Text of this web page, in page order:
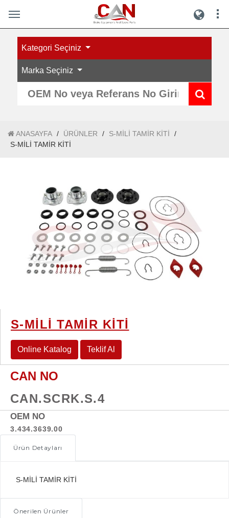
Kategori Seçiniz
Marka Seçiniz
ANASAYFA / ÜRÜNLER / S-MİLİ TAMİR KİTİ
/
S-MİLİ TAMİR KİTİ
S-MİLİ TAMİR KİTİ
Online Katalog Teklif Al
CAN NO
CAN.SCRK.S.4
OEM NO
3.434.3639.00
Ürün Detayları
S-MİLİ TAMİR KİTİ
Önerilen Ürünler